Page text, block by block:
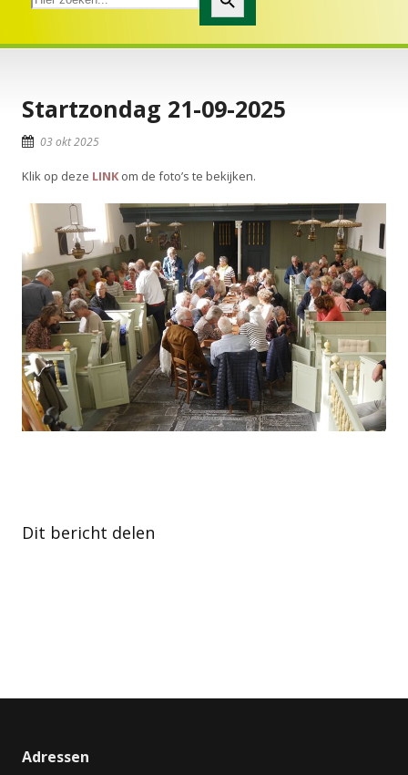
Startzondag 21-09-2025
03 okt 2025
Klik op deze LINKom de foto’s te bekijken.
Dit bericht delen
Adressen